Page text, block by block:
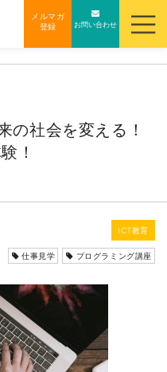
メルマガ
登録 お問い合わせ
の社会を変える！
！
ICT教育
仕事見学 プログラミング講座